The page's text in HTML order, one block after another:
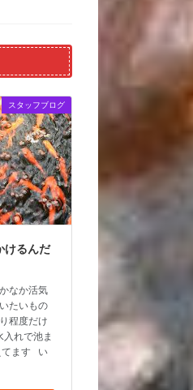
スタッフブログ
けるんだ
なか活気
たいもの
程度だけ
れで池ま
てます い